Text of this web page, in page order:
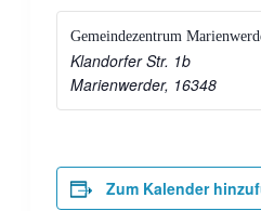
Gemeindezentrum
Klandorfer Str. 1b
Marienwerder, 16348
Zum Kalender